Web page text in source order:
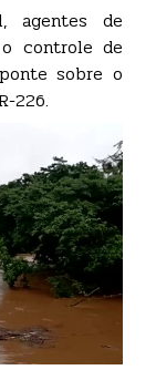
agentes de
controle de
sobre o
226.